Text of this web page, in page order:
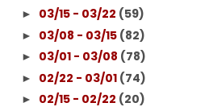
► 03/15 - 03/22 (59)
► 03/08 - 03/15 (82)
► 03/01 - 03/08 (78)
► 02/22 - 03/01 (74)
► 02/15 - 02/22 (20)